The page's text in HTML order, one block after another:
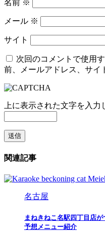
名前 ※
メール ※
サイト
次回のコメントで使用
前、メールアドレス、サイ
上に表示された文字を入力
関連記事
名古屋
まねきねこ名駅四丁目店
予想メニュー紹介